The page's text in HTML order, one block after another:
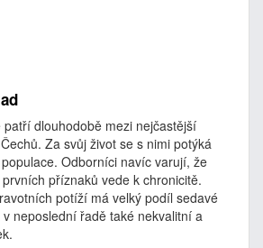
patří dlouhodobě mezi nejčastější
Za svůj život se s nimi potýká
Odborníci navíc varují, že
příznaků vede k chronicitě.
potíží má velký podíl sedavé
neposlední řadě také nekvalitní a